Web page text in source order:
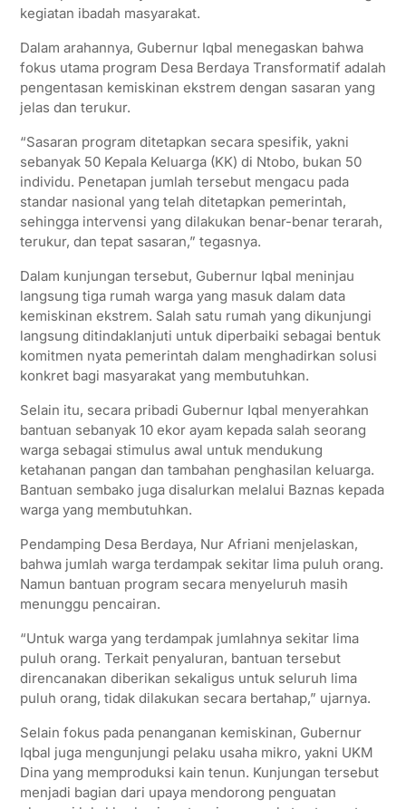
kegiatan ibadah masyarakat.
Dalam arahannya, Gubernur Iqbal menegaskan bahwa
fokus utama program Desa Berdaya Transformatif adalah
pengentasan kemiskinan ekstrem dengan sasaran yang
jelas dan terukur.
“Sasaran program ditetapkan secara spesifik, yakni
sebanyak 50 Kepala Keluarga (KK) di Ntobo, bukan 50
individu. Penetapan jumlah tersebut mengacu pada
standar nasional yang telah ditetapkan pemerintah,
sehingga intervensi yang dilakukan benar-benar terarah,
terukur, dan tepat sasaran,” tegasnya.
Dalam kunjungan tersebut, Gubernur Iqbal meninjau
langsung tiga rumah warga yang masuk dalam data
kemiskinan ekstrem. Salah satu rumah yang dikunjungi
langsung ditindaklanjuti untuk diperbaiki sebagai bentuk
komitmen nyata pemerintah dalam menghadirkan solusi
konkret bagi masyarakat yang membutuhkan.
Selain itu, secara pribadi Gubernur Iqbal menyerahkan
bantuan sebanyak 10 ekor ayam kepada salah seorang
warga sebagai stimulus awal untuk mendukung
ketahanan pangan dan tambahan penghasilan keluarga.
Bantuan sembako juga disalurkan melalui Baznas kepada
warga yang membutuhkan.
Pendamping Desa Berdaya, Nur Afriani menjelaskan,
bahwa jumlah warga terdampak sekitar lima puluh orang.
Namun bantuan program secara menyeluruh masih
menunggu pencairan.
“Untuk warga yang terdampak jumlahnya sekitar lima
puluh orang. Terkait penyaluran, bantuan tersebut
direncanakan diberikan sekaligus untuk seluruh lima
puluh orang, tidak dilakukan secara bertahap,” ujarnya.
Selain fokus pada penanganan kemiskinan, Gubernur
Iqbal juga mengunjungi pelaku usaha mikro, yakni UKM
Dina yang memproduksi kain tenun. Kunjungan tersebut
menjadi bagian dari upaya mendorong penguatan